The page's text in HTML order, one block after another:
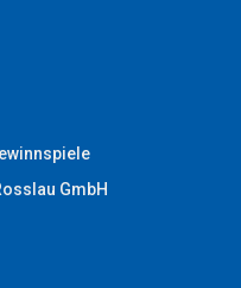
GmbH